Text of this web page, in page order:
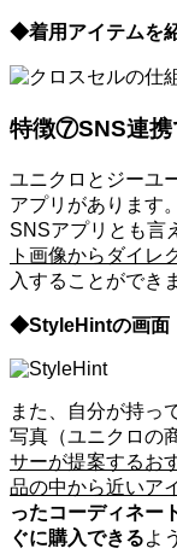
◆着用アイテムを
特徴⑦SNS連携
ユニクロとジーユ
アプリがあります
SNSアプリとも言
ト画像からダイレ
入することができ
◆StyleHintの画面
また、自分が持っ
写真（ユニクロの
サーが提案するお
品の中から近いア
ったコーディネー
ぐに購入できるよ